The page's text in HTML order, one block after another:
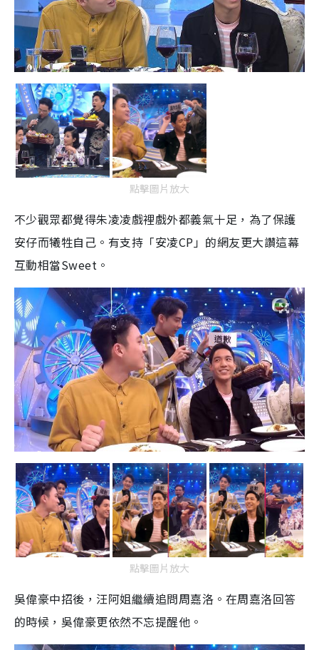
點擊圖片放大
不少觀眾都覺得朱凌凌戲裡戲外都義氣十足，為了保護
安仔而犧牲自己。有支持「安凌CP」的網友更大讚這幕
互動相當Sweet。
點擊圖片放大
吳偉豪中招後，汪阿姐繼續追問周嘉洛。在周嘉洛回答
的時候，吳偉豪更依然不忘提醒他。